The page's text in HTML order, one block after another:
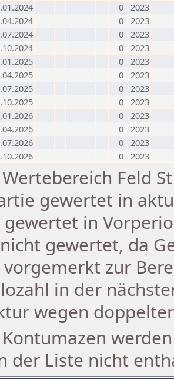
0 2023
0 2023
0 2023
0 2023
0 2023
0 2023
0 2023
0 2023
0 2023
0 2023
0 2023
0 2023
Wertebereich Feld
gewertet in
gewertet in
gewertet, da
vorgemerkt zur
in der
wegen
Kontumazen
der Liste nicht